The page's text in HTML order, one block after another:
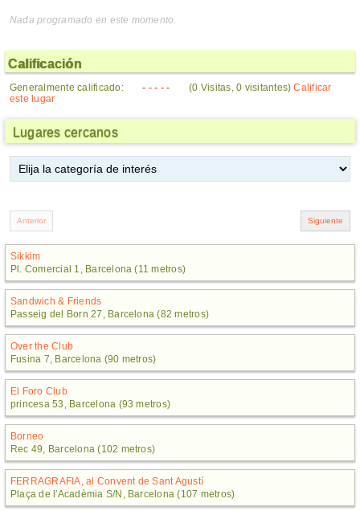
Nada programado en este momento.
Calificación
Generalmente calificado: - - - - - (0 Visitas, 0 visitantes)Calificar
este lugar
Lugares cercanos
Sikkim
Pl. Comercial 1, Barcelona (11 metros)
Sandwich & Friends
Passeig del Born 27, Barcelona (82 metros)
Over the Club
Fusina 7, Barcelona (90 metros)
El Foro Club
princesa 53, Barcelona (93 metros)
Borneo
Rec 49, Barcelona (102 metros)
FERRAGRAFIA, al Convent de Sant Agustí
Plaça de l'Acadèmia S/N, Barcelona (107 metros)